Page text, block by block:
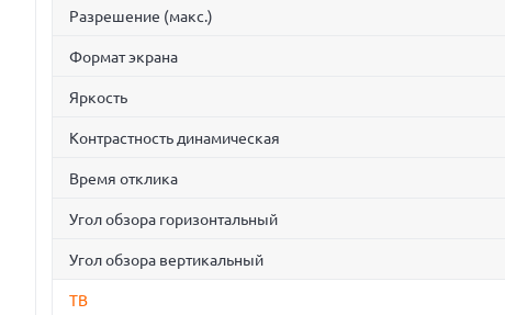
Разрешение (макс.)
Формат экрана
Яркость
Контрастность динамическая
Время отклика
Угол обзора горизонтальный
Угол обзора вертикальный
ТВ